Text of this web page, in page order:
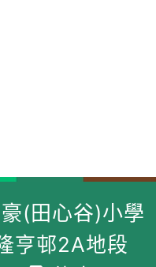
(田心谷)小學
亨邨2A地段